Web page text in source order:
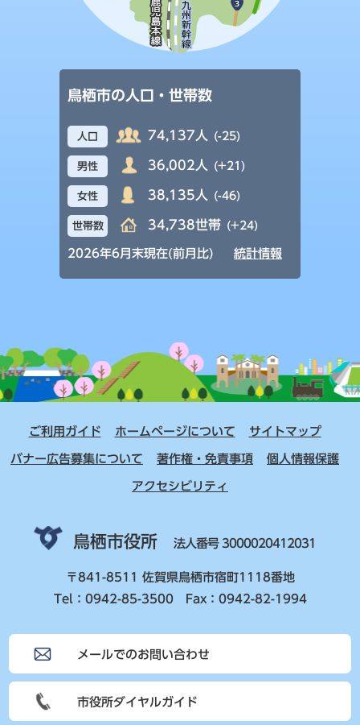
鳥栖市の人口・世帯数
人口 74,137人 (-25)
男性 36,002人 (+21)
女性 38,135人 (-46)
世帯数 34,738世帯 (+24)
2026年6月末現在(前月比) 統計情報
ご利用ガイド ホームページについて サイトマップ
バナー広告募集について 著作権・免責事項 個人情報保護
アクセシビリティ
鳥栖市役所 法人番号 3000020412031
〒841-8511 佐賀県鳥栖市宿町1118番地
Tel：0942-85-3500 Fax：0942-82-1994
メールでのお問い合わせ
市役所ダイヤルガイド